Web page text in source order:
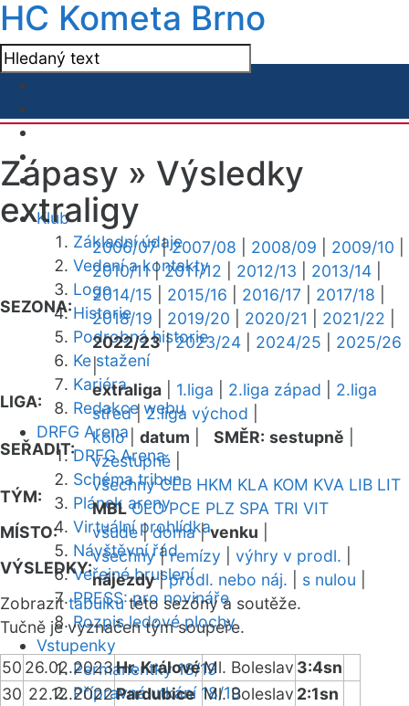
HC Kometa Brno
Klub
Základní údaje
Vedení a kontakty
Logo
Historie
Podrobná historie
Ke stažení
Kariéra
Redakce webu
DRFG Arena
DRFG Arena
Schéma tribun
Plánek areny
Virtuální prohlídka
Návštěvní řád
Veřejné bruslení
PRESS: pro novináře
Rozpis ledové plochy
Vstupenky
Permanentky 18/19
Přípravná utkání 18/19
Zápasy » Výsledky
extraligy
SEZONA:
2006/07|2007/08 2008/09 2009/10
2010/11|2011/12 2012/13 2013/14
2014/15
2015/16 2016/17 2017/18
2018/19
2019/20 2020/21 2021/22
2022/23|2023/24 2024/25
2025/26
|
LIGA:
extraliga 1.liga 2.liga západ
2.liga
střed|2.liga východ
SEŘADIT:
kolo| datum SMĚR: sestupně
vzestupně
TÝM:
všechny CEB HKM KLA KOM KVA LIB LIT
MBL OLO PCE PLZ SPA TRI VIT
MÍSTO:
všude|doma|venku
VÝSLEDKY:
všechny|remízy výhry v prodl.
nájezdy|prodl. nebo náj. s nulou
Zobrazittabulkutéto sezóny a soutěže.
Tučně je vyznačen tým soupeře.
50 26.02.2023Hr. KrálovéMl. Boleslav 3:4sn
30 22.12.2022Pardubice Ml. Boleslav 2:1sn